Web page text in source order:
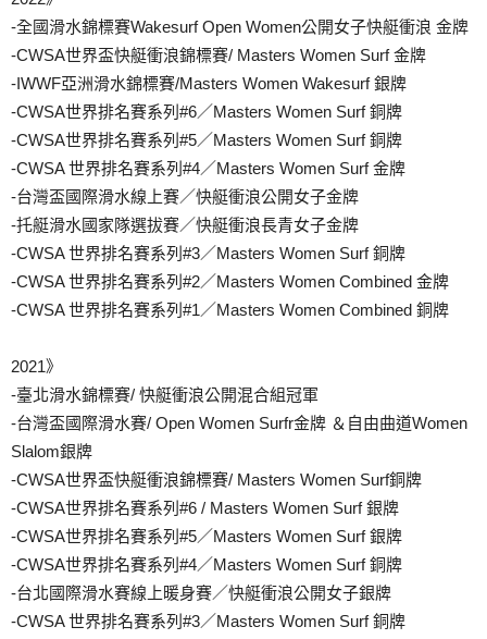
-全國滑水錦標賽Wakesurf Open Women公開女子快艇衝浪 金牌
-CWSA世界盃快艇衝浪錦標賽/ Masters Women Surf 金牌
-IWWF亞洲滑水錦標賽/Masters Women Wakesurf 銀牌
-CWSA世界排名賽系列#6／Masters Women Surf 銅牌
-CWSA世界排名賽系列#5／Masters Women Surf 銅牌
-CWSA 世界排名賽系列#4／Masters Women Surf 金牌
-台灣盃國際滑水線上賽／快艇衝浪公開女子金牌
-托艇滑水國家隊選拔賽／快艇衝浪長青女子金牌
-CWSA 世界排名賽系列#3／Masters Women Surf 銅牌
-CWSA 世界排名賽系列#2／Masters Women Combined 金牌
-CWSA 世界排名賽系列#1／Masters Women Combined 銅牌
2021》
-臺北滑水錦標賽/ 快艇衝浪公開混合組冠軍
-台灣盃國際滑水賽/ Open Women Surfr金牌 ＆自由曲道Women
Slalom銀牌
-CWSA世界盃快艇衝浪錦標賽/ Masters Women Surf銅牌
-CWSA世界排名賽系列#6 / Masters Women Surf 銀牌
-CWSA世界排名賽系列#5／Masters Women Surf 銀牌
-CWSA世界排名賽系列#4／Masters Women Surf 銅牌
-台北國際滑水賽線上暖身賽／快艇衝浪公開女子銀牌
-CWSA 世界排名賽系列#3／Masters Women Surf 銅牌